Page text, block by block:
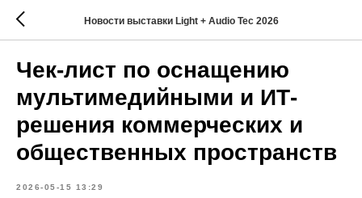
Новости выставки Light + Audio Tec 2026
Чек-лист по оснащению
мультимедийными и ИТ-
решения коммерческих и
общественных пространств
2026-05-15 13:29